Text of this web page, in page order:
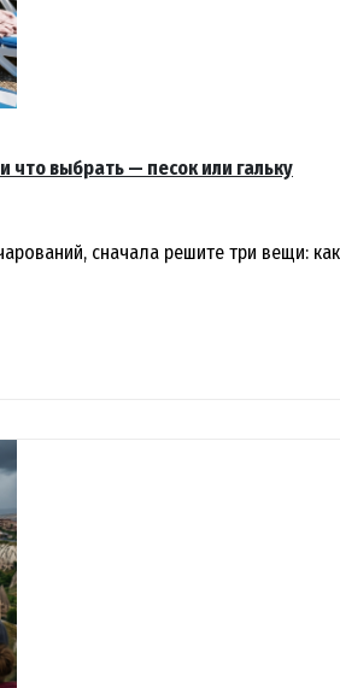
что выбрать — песок или гальку
сначала решите три вещи: